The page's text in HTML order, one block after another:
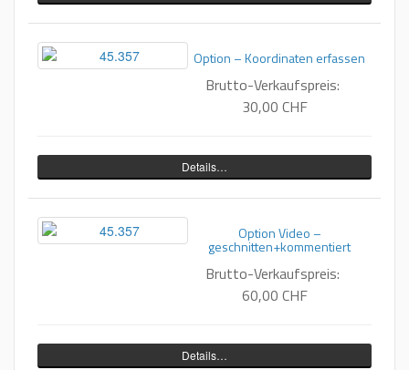
Option – Koordinaten erfassen
Brutto-Verkaufspreis:
30,00 CHF
Details…
Option Video –
geschnitten+kommentiert
Brutto-Verkaufspreis:
60,00 CHF
Details…